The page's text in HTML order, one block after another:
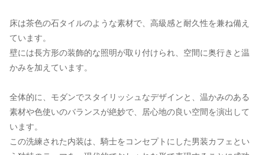
床は茶色の石タイルのような素材で、高級感と耐久性を兼ね備え
ています。
壁には長方形の装飾的な照明が取り付けられ、空間に奥行きと温
かみを加えています。
全体的に、モダンでスタイリッシュなデザインと、温かみのある
素材や色使いのバランスが絶妙で、居心地の良い空間を演出して
います。
この洗練された内装は、騎士をコンセプトにした男装カフェとい